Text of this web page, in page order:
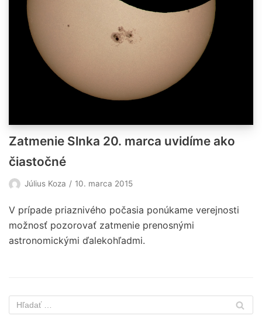
Zatmenie Slnka 20. marca uvidíme ako
čiastočné
Július Koza 10. marca 2015
V prípade priaznivého počasia ponúkame verejnosti
možnosť pozorovať zatmenie prenosnými
astronomickými ďalekohľadmi.